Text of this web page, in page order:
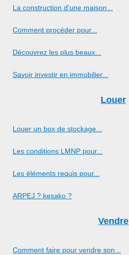
La construction d'une maison...
Comment procéder pour...
Découvrez les plus beaux...
Savoir investir en immobilier...
Louer
Louer un box de stockage...
Les conditions LMNP pour...
Les éléments requis pour...
ARPEJ ? kesako ?
Vendre
Comment faire pour vendre son...